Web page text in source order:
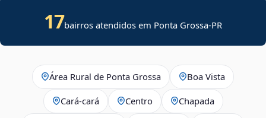
17bairros atendidos em Ponta Grossa-PR
Área Rural de Ponta Grossa Boa Vista
Cará-cará Centro Chapada